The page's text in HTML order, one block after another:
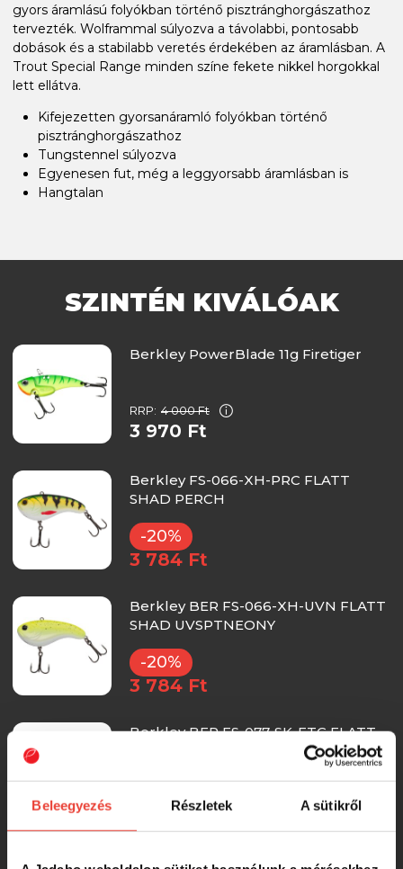
Beleegyezés Részletek A sütikről
gyors áramlású folyókban történő pisztránghorgászathoz
tervezték. Wolframmal súlyozva a távolabbi, pontosabb
dobások és a stabilabb veretés érdekében az áramlásban. A
Trout Special Range minden színe fekete nikkel horgokkal
lett ellátva.
Kifejezetten gyorsanáramló folyókban történő
pisztránghorgászathoz
Tungstennel súlyozva
Egyenesen fut, még a leggyorsabb áramlásban is
Hangtalan
SZINTÉN KIVÁLÓAK
Berkley PowerBlade 11g Firetiger
RRP: 4 000 Ft
3 970 Ft
Berkley FS-066-XH-PRC FLATT
SHAD PERCH
-20%
3 784 Ft
Berkley BER FS-066-XH-UVN FLATT
SHAD UVSPTNEONY
-20%
3 784 Ft
Berkley BER FS-077-SK-FTG FLATT
-20%
3 784 Ft